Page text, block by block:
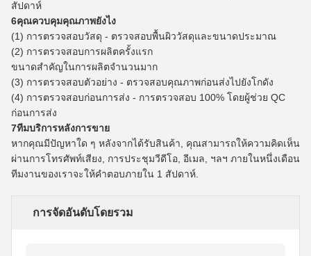
สัปดาห์
6คุณควบคุมคุณภาพยังไง
(1) การตรวจสอบวัสดุ - ตรวจสอบพื้นผิววัสดุและขนาดประมาณ
(2) การตรวจสอบการผลิตครั้งแรก
ขนาดสําคัญในการผลิตจํานวนมาก
(3) การตรวจสอบตัวอย่าง - ตรวจสอบคุณภาพก่อนส่งไปยังโกดัง
(4) การตรวจสอบก่อนการส่ง - การตรวจสอบ 100% โดยผู้ช่วย QC
ก่อนการส่ง
7ทีมบริการหลังการขาย
หากคุณมีปัญหาใด ๆ หลังจากได้รับสินค้า, คุณสามารถให้ความคิดเห็น
ผ่านการโทรศัพท์เสียง, การประชุมวีดีโอ, อีเมล, ฯลฯ ภายในหนึ่งเดือน
ทีมงานของเราจะให้คําตอบภายใน 1 สัปดาห์.
การจัดอันดับโดยรวม